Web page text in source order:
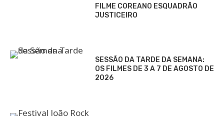
FILME COREANO ESQUADRÃO
JUSTICEIRO
SESSÃO DA TARDE DA SEMANA:
OS FILMES DE 3 A 7 DE AGOSTO DE
2026